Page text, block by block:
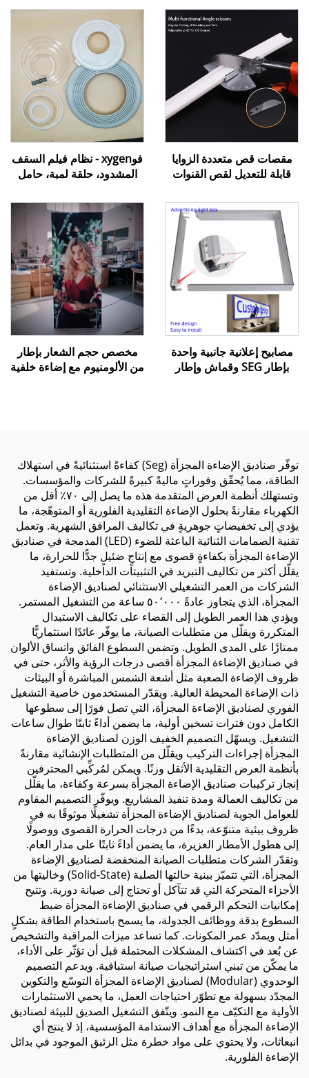
مقصات قص متعددة الزوايا
قابلة للتعديل لقص القنوات
Shears) لتزيين حواف
الأسقف الممتدة
فوxygen - نظام فيلم السقف
المشدود، حلقة لمبة، حامل
أو الإنارة المركّزة
مصابيح إعلانية جانبية واحدة
بإطار SEG وقماش وإطار
مخصص حجم الشعار بإطار
من الألومنيوم مع إضاءة خلفية
توفّر صناديق الإضاءة المجزأة (Seg) كفاءةً استثنائيةً في استهلاك
الطاقة، مما يُحقّق وفوراتٍ ماليةً كبيرةً للشركات والمؤسسات.
وتستهلك أنظمة العرض المتقدمة هذه ما يصل إلى ٧٠٪ أقل من
الكهرباء مقارنةً بحلول الإضاءة التقليدية الفلورية أو المتوهّجة، ما
يؤدي إلى تخفيضاتٍ جوهريةٍ في تكاليف المرافق الشهرية. وتعمل
تقنية الصمامات الثنائية الباعثة للضوء (LED) المدمجة في صناديق
الإضاءة المجزأة بكفاءةٍ قصوى مع إنتاجٍ ضئيلٍ جدًّا للحرارة، ما
يقلّل أكثر من تكاليف التبريد في التثبيتات الداخلية. وتستفيد
الشركات من العمر التشغيلي الاستثنائي لصناديق الإضاءة
المجزأة، الذي يتجاوز عادةً ٥٠٬٠٠٠ ساعة من التشغيل المستمر.
ويؤدي هذا العمر الطويل إلى القضاء على تكاليف الاستبدال
المتكررة ويقلّل من متطلبات الصيانة، ما يوفّر عائدًا استثماريًّا
ممتازًا على المدى الطويل. وتضمن السطوع الفائق واتساق الألوان
في صناديق الإضاءة المجزأة أقصى درجات الرؤية والأثر، حتى في
ظروف الإضاءة الصعبة مثل أشعة الشمس المباشرة أو البيئات
ذات الإضاءة المحيطة العالية. ويقدّر المستخدمون خاصية التشغيل
الفوري لصناديق الإضاءة المجزأة، التي تصل فورًا إلى سطوعها
الكامل دون فترات تسخين أولية، ما يضمن أداءً ثابتًا طوال ساعات
التشغيل. ويسهّل التصميم الخفيف الوزن لصناديق الإضاءة
المجزأة إجراءات التركيب ويقلّل من المتطلبات الإنشائية مقارنةً
بأنظمة العرض التقليدية الأثقل وزنًا. ويمكن لمُركِّبي المحترفين
إنجاز تركيبات صناديق الإضاءة المجزأة بسرعة وكفاءة، ما يقلّل
من تكاليف العمالة ومدة تنفيذ المشاريع. ويوفّر التصميم المقاوم
للعوامل الجوية لصناديق الإضاءة المجزأة تشغيلًا موثوقًا به في
ظروف بيئية متنوّعة، بدءًا من درجات الحرارة القصوى ووصولًا
إلى هطول الأمطار الغزيرة، ما يضمن أداءً ثابتًا على مدار العام.
وتقدّر الشركات متطلبات الصيانة المنخفضة لصناديق الإضاءة
المجزأة، التي تتميّز ببنية حالتها الصلبة (Solid-State) وخاليتها من
الأجزاء المتحركة التي قد تتآكل أو تحتاج إلى صيانة دورية. وتتيح
إمكانيات التحكم الرقمي في صناديق الإضاءة المجزأة ضبط
السطوع بدقة ووظائف الجدولة، ما يسمح باستخدام الطاقة بشكلٍ
أمثل ويمدّد عمر المكونات. كما تساعد ميزات المراقبة والتشخيص
عن بُعد في اكتشاف المشكلات المحتملة قبل أن تؤثّر على الأداء،
ما يمكّن من تبني استراتيجيات صيانة استباقية. ويدعم التصميم
الوحدوي (Modular) لصناديق الإضاءة المجزأة التوسّع والتكوين
المجدّد بسهولة مع تطوّر احتياجات العمل، ما يحمي الاستثمارات
الأولية مع التكيّف مع النمو. ويتّفق التشغيل الصديق للبيئة لصناديق
الإضاءة المجزأة مع أهداف الاستدامة المؤسسية، إذ لا ينتج أي
انبعاثات، ولا يحتوي على مواد خطرة مثل الزئبق الموجود في بدائل
الإضاءة الفلورية.